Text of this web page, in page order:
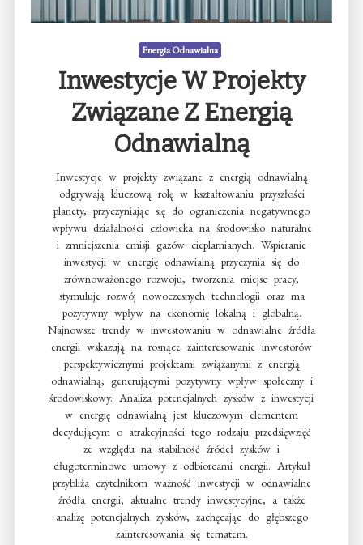
Energia Odnawialna
Inwestycje W Projekty
Związane Z Energią
Odnawialną
Inwestycje w projekty związane z energią odnawialną
odgrywają kluczową rolę w kształtowaniu przyszłości
planety, przyczyniając się do ograniczenia negatywnego
wpływu działalności człowieka na środowisko naturalne
i zmniejszenia emisji gazów cieplarnianych. Wspieranie
inwestycji w energię odnawialną przyczynia się do
zrównoważonego rozwoju, tworzenia miejsc pracy,
stymuluje rozwój nowoczesnych technologii oraz ma
pozytywny wpływ na ekonomię lokalną i globalną.
Najnowsze trendy w inwestowaniu w odnawialne źródła
energii wskazują na rosnące zainteresowanie inwestorów
perspektywicznymi projektami związanymi z energią
odnawialną, generującymi pozytywny wpływ społeczny i
środowiskowy. Analiza potencjalnych zysków z inwestycji
w energię odnawialną jest kluczowym elementem
decydującym o atrakcyjności tego rodzaju przedsięwzięć
ze względu na stabilność źródeł zysków i
długoterminowe umowy z odbiorcami energii. Artykuł
przybliża czytelnikom ważność inwestycji w odnawialne
źródła energii, aktualne trendy inwestycyjne, a także
analizę potencjalnych zysków, zachęcając do głębszego
zainteresowania się tematem.